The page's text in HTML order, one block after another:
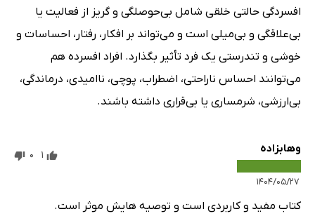
افسردگی حالتی خلقی شامل بی‌حوصلگی و گریز از فعالیت یا
بی‌علاقگی و بی‌میلی است و می‌تواند بر افکار، رفتار، احساسات و
خوشی و تندرستی یک فرد تأثیر بگذارد. افراد افسرده هم
می‌توانند احساس ناراحتی، اضطراب، پوچی، ناامیدی، درماندگی،
بی‌ارزشی، شرمساری یا بی‌قراری داشته باشند.
وهابزاده
۱۴۰۴/۰۵/۲۷
1
0
کتاب مفید و کاربردی است و توصیه هایش موثر است.